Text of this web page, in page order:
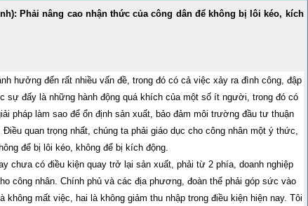
Phải nâng cao nhận thức của công dân để không bị lôi kéo, kích
hưởng đến rất nhiều vấn đề, trong đó có cả việc xảy ra đình công, đập
sự đấy là những hành động quá khích của một số ít người, trong đó có
pháp làm sao để ổn định sản xuất, bảo đảm môi trường đầu tư thuận
quan trọng nhất, chúng ta phải giáo dục cho công nhân một ý thức,
để bị lôi kéo, không để bị kích động.
chưa có điều kiện quay trở lại sản xuất, phải từ 2 phía, doanh nghiệp
công nhân. Chính phủ và các địa phương, đoàn thể phải góp sức vào
mất việc, hai là không giảm thu nhập trong điều kiện hiện nay. Tôi